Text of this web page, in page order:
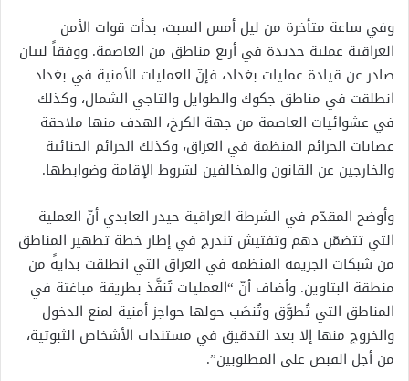
وفي ساعة متأخرة من ليل أمس السبت، بدأت قوات الأمن
العراقية عملية جديدة في أربع مناطق من العاصمة. ووفقاً لبيان
صادر عن قيادة عمليات بغداد، فإنّ العمليات الأمنية في بغداد
انطلقت في مناطق جكوك والطوايل والتاجي الشمال، وكذلك
في عشوائيات العاصمة من جهة الكرخ، الهدف منها ملاحقة
عصابات الجرائم المنظمة في العراق، وكذلك الجرائم الجنائية
والخارجين عن القانون والمخالفين لشروط الإقامة وضوابطها.
وأوضح المقدّم في الشرطة العراقية حيدر العابدي أنّ العملية
التي تتضمّن دهم وتفتيش تندرج في إطار خطة تطهير المناطق
من شبكات الجريمة المنظمة في العراق التي انطلقت بدايةً من
منطقة البتاوين. وأضاف أنّ “العمليات تُنفَّذ بطريقة مباغتة في
المناطق التي تُطوَّق وتُنصَب حولها حواجز أمنية لمنع الدخول
والخروج منها إلا بعد التدقيق في مستندات الأشخاص الثبوتية،
من أجل القبض على المطلوبين”.